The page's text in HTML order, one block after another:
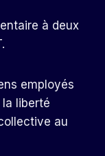
à deux
employés
liberté
au